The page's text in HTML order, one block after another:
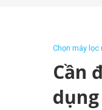
Chọn máy lọc
Cần